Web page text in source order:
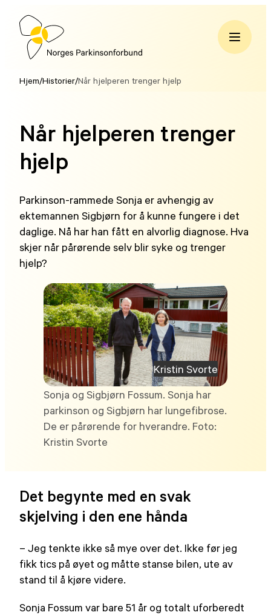
Hopp
innholdNorges
Hjem/Historier/Når hjelperen trenger hjelp
Når hjelperen trenger
hjelp
Parkinson-rammede Sonja er avhengig av
ektemannen Sigbjørn for å kunne fungere i det
daglige. Nå har han fått en alvorlig diagnose. Hva
skjer når pårørende selv blir syke og trenger
hjelp?
Kristin Svorte
Sonja og Sigbjørn Fossum. Sonja har
parkinson og Sigbjørn har lungefibrose.
De er pårørende for hverandre. Foto:
Kristin Svorte
Det begynte med en svak
skjelving i den ene hånda
– Jeg tenkte ikke så mye over det. Ikke før jeg
fikk tics på øyet og måtte stanse bilen, ute av
stand til å kjøre videre.
Sonja Fossum var bare 51 år og totalt uforberedt